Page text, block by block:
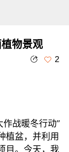
物景观
2
战暖冬行动”
植盆，并利用
目。今天，我